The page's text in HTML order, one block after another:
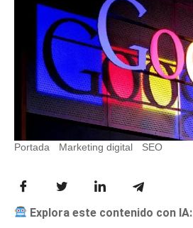
Portada Marketing digital SEO
Explora este contenido con IA: